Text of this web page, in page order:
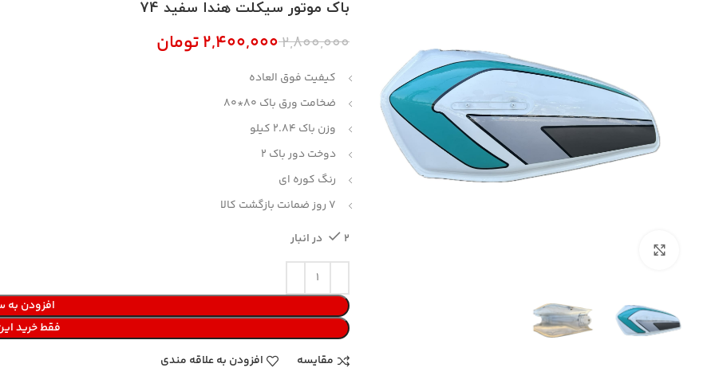
باک موتور سیکلت هندا سفید 74
۲,۸۰۰,۰۰۰۲,۴۰۰,۰۰۰تومان
کیفیت فوق العاده
ضخامت ورق باک 80*80
وزن باک 2.84 کیلو
دوخت دور باک 2
رنگ کوره ای
7 روز ضمانت بازگشت کالا
2 در انبار
افزودن به
فقط خرید
مقایسه
افزودن به علاقه مندی